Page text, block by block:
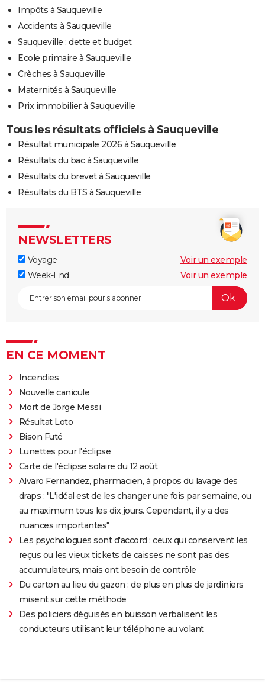
Impôts à Sauqueville
Accidents à Sauqueville
Sauqueville : dette et budget
Ecole primaire à Sauqueville
Crèches à Sauqueville
Maternités à Sauqueville
Prix immobilier à Sauqueville
Tous les résultats officiels à Sauqueville
Résultat municipale 2026 à Sauqueville
Résultats du bac à Sauqueville
Résultats du brevet à Sauqueville
Résultats du BTS à Sauqueville
NEWSLETTERS
Voyage
Voir un exemple
Week-End
Voir un exemple
EN CE MOMENT
Incendies
Nouvelle canicule
Mort de Jorge Messi
Résultat Loto
Bison Futé
Lunettes pour l'éclipse
Carte de l'éclipse solaire du 12 août
Alvaro Fernandez, pharmacien, à propos du lavage des
draps : "L'idéal est de les changer une fois par semaine, ou
au maximum tous les dix jours. Cependant, il y a des
nuances importantes"
Les psychologues sont d'accord : ceux qui conservent les
reçus ou les vieux tickets de caisses ne sont pas des
accumulateurs, mais ont besoin de contrôle
Du carton au lieu du gazon : de plus en plus de jardiniers
misent sur cette méthode
Des policiers déguisés en buisson verbalisent les
conducteurs utilisant leur téléphone au volant